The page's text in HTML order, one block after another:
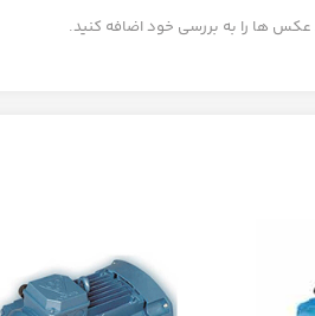
عکس ها را به بررسی خود اضافه کنید.